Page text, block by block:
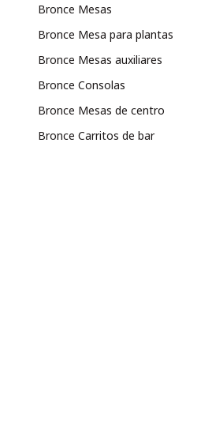
Bronce Mesas
Bronce Mesa para plantas
Bronce Mesas auxiliares
Bronce Consolas
Bronce Mesas de centro
Bronce Carritos de bar